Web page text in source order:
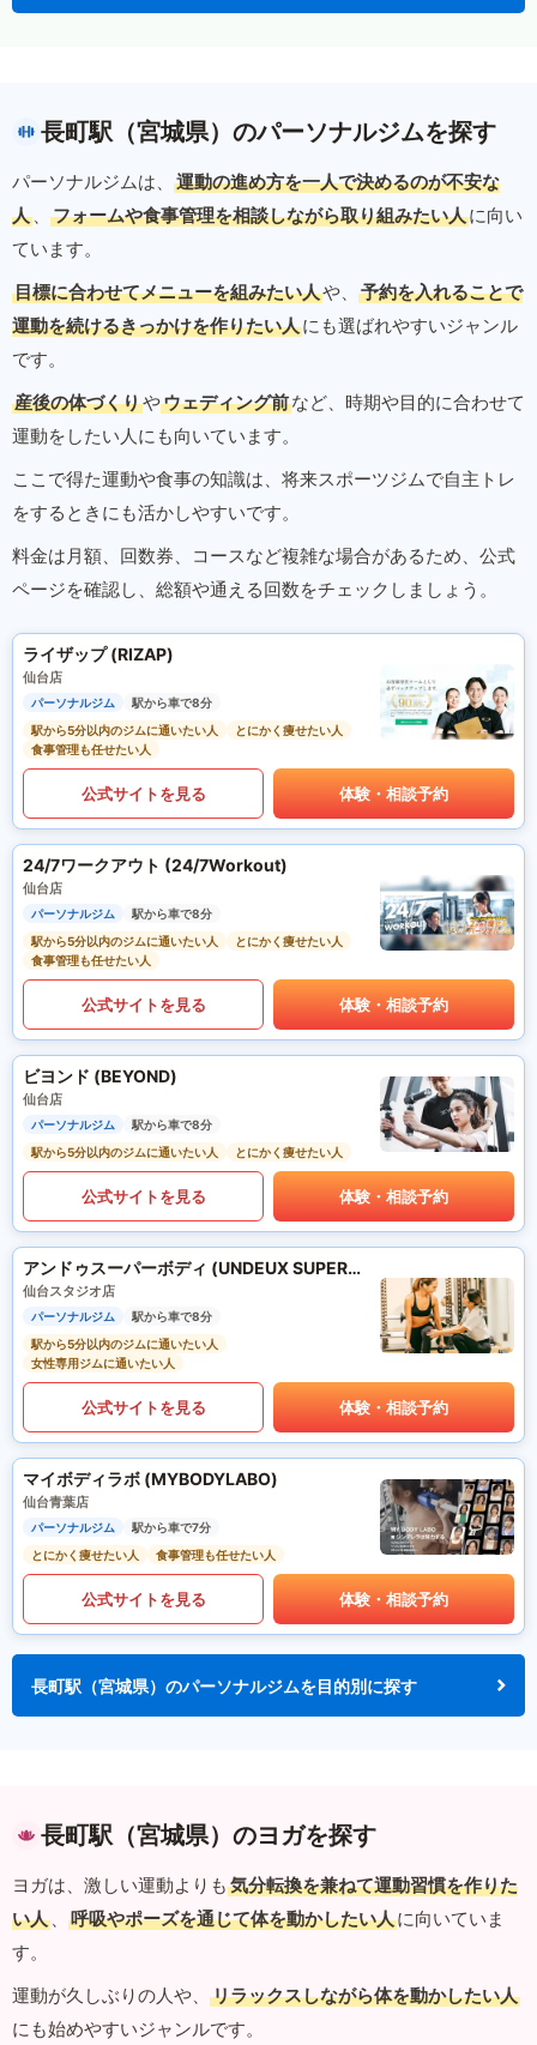
長町駅（宮城県）のパーソナルジムを探す
パーソナルジムは、
運動の進め方を一人で決めるのが不安な
人 、 フォームや食事管理を相談しながら取り組みたい人に向い
ています。
目標に合わせてメニューを組みたい人や、
予約を入れることで
運動を続けるきっかけを作りたい人にも選ばれやすいジャンル
です。
産後の体づくりやウェディング前など、時期や目的に合わせて
運動をしたい人にも向いています。
ここで得た運動や食事の知識は、将来スポーツジムで自主トレ
をするときにも活かしやすいです。
料金は月額、回数券、コースなど複雑な場合があるため、公式
ページを確認し、総額や通える回数をチェックしましょう。
ライザップ (RIZAP)
仙台店
パーソナルジム
駅から車で8分
駅から5分以内のジムに通いたい人
とにかく痩せたい人
食事管理も任せたい人
公式サイトを見る 体験・相談予約
24/7ワークアウト (24/7Workout)
仙台店
パーソナルジム
駅から車で8分
駅から5分以内のジムに通いたい人
とにかく痩せたい人
食事管理も任せたい人
公式サイトを見る 体験・相談予約
ビヨンド (BEYOND)
仙台店
パーソナルジム
駅から車で8分
駅から5分以内のジムに通いたい人
とにかく痩せたい人
公式サイトを見る 体験・相談予約
アンドゥスーパーボディ (UNDEUX SUPERBODY)
仙台スタジオ店
パーソナルジム
駅から車で8分
駅から5分以内のジムに通いたい人
女性専用ジムに通いたい人
公式サイトを見る 体験・相談予約
マイボディラボ (MYBODYLABO)
仙台青葉店
パーソナルジム
駅から車で7分
とにかく痩せたい人
食事管理も任せたい人
公式サイトを見る 体験・相談予約
長町駅（宮城県）のパーソナルジムを目的別に探す
長町駅（宮城県）のヨガを探す
ヨガは、激しい運動よりも 気分転換を兼ねて運動習慣を作りた
い人 、 呼吸やポーズを通じて体を動かしたい人に向いていま
す。
運動が久しぶりの人や、
リラックスしながら体を動かしたい人
にも始めやすいジャンルです。